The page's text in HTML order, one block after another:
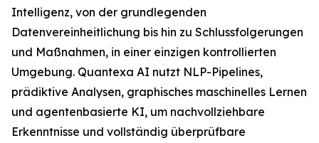
Intelligenz, von der grundlegenden
Datenvereinheitlichung bis hin zu Schlussfolgerungen
und Maßnahmen, in einer einzigen kontrollierten
Umgebung. Quantexa AI nutzt NLP-Pipelines,
prädiktive Analysen, graphisches maschinelles Lernen
und agentenbasierte KI, um nachvollziehbare
Erkenntnisse und vollständig überprüfbare